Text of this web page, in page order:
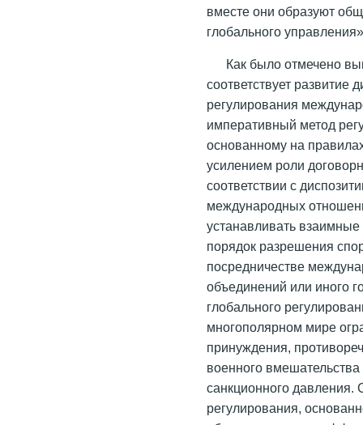
вместе они образуют
глобального
Как было отмечено
соответствует развитие
регулирования
императивный метод
основанному на
усилением роли
соответствии с
международных
устанавливать взаимные
порядок разрешения
посредничестве
объединений или иного
глобального
многополярном мире
принуждения,
военного
санкционного давления.
регулирования,